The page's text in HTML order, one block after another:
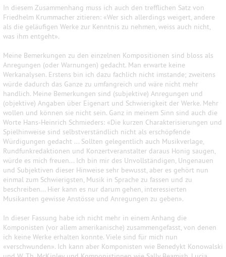
In diesem Zusammenhang muss ich auch den trefflichen Satz von
Friedhelm Krummacher zitieren: «Wer sich allerdings weigert, andere
als die geläufigen Werke zur Kenntnis zu nehmen, weiss auch nicht,
was ihm entgeht».
Meine Bemerkungen zu den einzelnen Kompositionen sind bloss als
Anregungen (oder Warnungen) gedacht. Man erwarte keine
Werkanalysen. Erstens bin ich dazu fachlich nicht imstande; zweitens
würde dadurch das Ganze zu umfangreich und wäre nicht mehr
handlich. Meine Bemerkungen sind (subjektive) Anregungen und
(objektive) Angaben über Eigenart und Schwierigkeit der Werke. Mehr
wollen und können sie nicht sein. Ganz in meinem Sinn sind auch die
Worte Hans-Heinrich Schmieders: «Die kurzen Charakterisierungen und
Spielhinweise sind selbstverständlich nicht als erschöpfende
Würdigungen gedacht ... Sollten gelegentlich auch Musikverlage,
Rundfunkredaktionen und Konzertveranstalter daraus Honig saugen,
würde es mich freuen... Ich bin mir des Unvollständigen, Ungenauen
und Subjektiven dieser Hinweise sehr bewusst, aber es gehört nun
einmal zum Schwierigsten, Musik in Sprache zu fassen und zu
beschreiben... Hier kann es nur darum gehen, interessierten
Musikanten gewisse Anstösse und Anregungen zu geben».
In dieser Fassung habe ich nicht mehr in einem Anhang die
Komponisten (vor allem amerikanische) zusammengefasst, von denen
ich keine Werke erhalten konnte. Viele sind für mich nun
«verschwunden». Ich kann aber Komponisten wie Benedykt Konowalski